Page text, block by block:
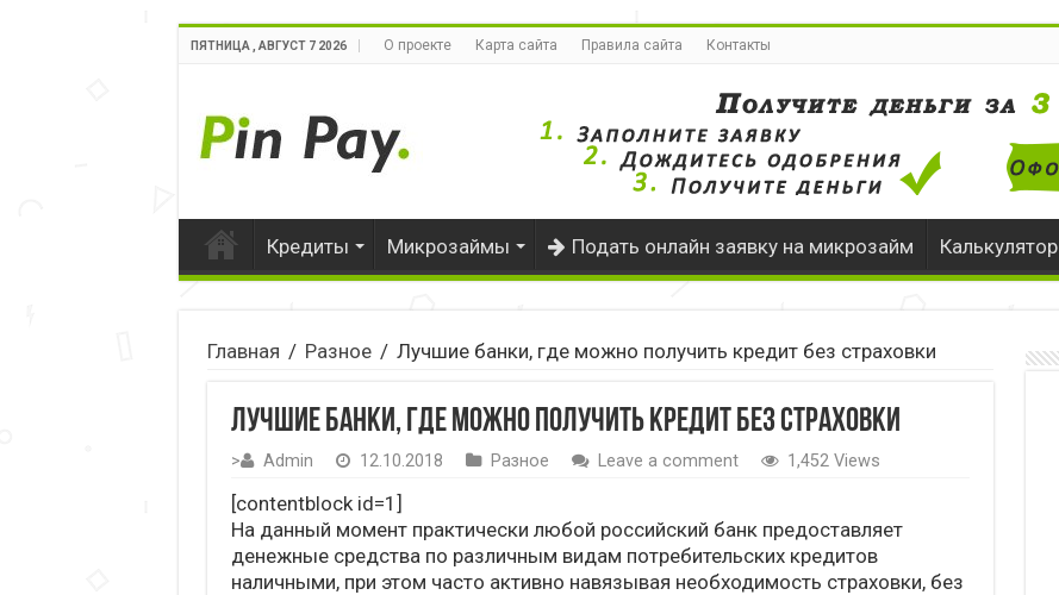
ПЯТНИЦА , АВГУСТ 7 2026 О проекте Карта сайта Правила сайта Контакты
Кредиты Микрозаймы Подать онлайн заявку на микрозайм Калькулятор
Главная / Разное / Лучшие банки, где можно получить кредит без страховки
Лучшие банки, где можно получить кредит без страховки
> Admin 12.10.2018 Разное Leave a comment 1,452 Views
[contentblock id=1]
На данный момент практически любой российский банк предоставляет
денежные средства по различным видам потребительских кредитов
наличными, при этом часто активно навязывая необходимость страховки, без